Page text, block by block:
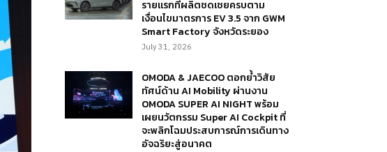
รายแรกที่ผลิตชดเชยครบตาม
เงื่อนไขมาตรการ EV 3.5 จาก GWM
Smart Factory จังหวัดระยอง
July 31, 2026
OMODA & JAECOO ตอกย้ำวิสัย
ทัศน์ด้าน AI Mobility ผ่านงาน
OMODA SUPER AI NIGHT พร้อม
เผยนวัตกรรม Super AI Cockpit ที่
จะพลิกโฉมประสบการณ์การเดินทาง
อัจฉริยะสู่อนาคต